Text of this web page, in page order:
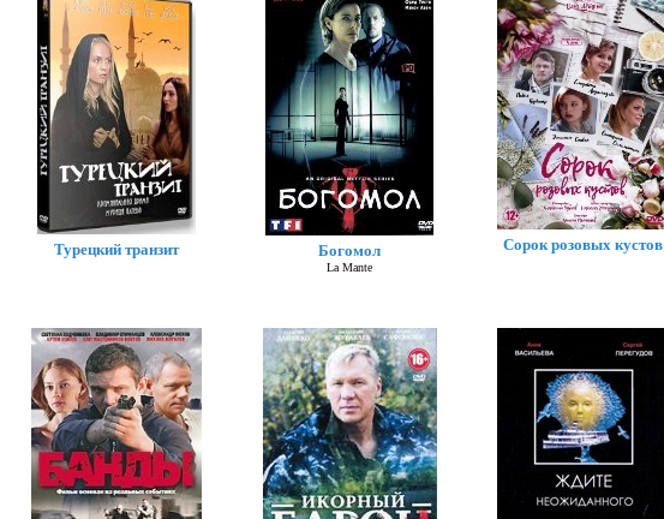
Каменская - 4
Турецкий транзит Богомол
La Mante
Сорок розовых кустов